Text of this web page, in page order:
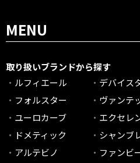
MENU
取り扱いブランドから探す
ルフィエール
デバイス
フォルスター
ヴァンテ
ユーロカーブ
エクセレ
ドメティック
シャンブ
アルテビノ
ファンビ